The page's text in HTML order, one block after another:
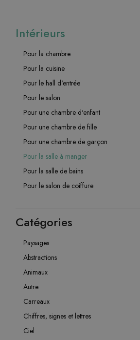
Intérieurs
Pour la chambre
Pour la cuisine
Pour le hall d'entrée
Pour le salon
Pour une chambre d'enfant
Pour une chambre de fille
Pour une chambre de garçon
Pour la salle à manger
Pour la salle de bains
Pour le salon de coiffure
Catégories
Paysages
Abstractions
Animaux
Autre
Carreaux
Chiffres, signes et lettres
Ciel